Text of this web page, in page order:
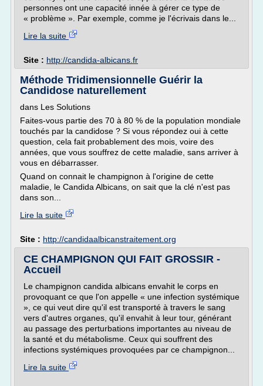
personnes ont une capacité innée à gérer ce type de
« problème ». Par exemple, comme je l'écrivais dans le...
Lire la suite
Site : http://candida-albicans.fr
Méthode Tridimensionnelle Guérir la
Candidose naturellement
dans Les Solutions
Faites-vous partie des 70 à 80 % de la population mondiale
touchés par la candidose ? Si vous répondez oui à cette
question, cela fait probablement des mois, voire des
années, que vous souffrez de cette maladie, sans arriver à
vous en débarrasser.
Quand on connait le champignon à l'origine de cette
maladie, le Candida Albicans, on sait que la clé n'est pas
dans son...
Lire la suite
Site : http://candidaalbicanstraitement.org
CE CHAMPIGNON QUI FAIT GROSSIR -
Accueil
Le champignon candida albicans envahit le corps en
provoquant ce que l'on appelle « une infection systémique
», ce qui veut dire qu'il est transporté à travers le sang
vers d'autres organes, qu'il envahit à leur tour, générant
au passage des perturbations importantes au niveau de
la santé et du métabolisme. Ceux qui souffrent des
infections systémiques provoquées par ce champignon...
Lire la suite